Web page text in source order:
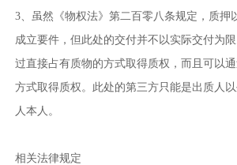
3、虽然《物权法》第二百零八条规定，质押
成立要件，但此处的交付并不以实际交付为
过直接占有质物的方式取得质权，而且可以
方式取得质权。此处的第三方只能是出质人
人本人。
相关法律规定